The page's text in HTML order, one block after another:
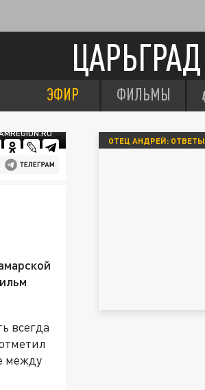
ЦАРЬГРАД
ЭФИР ФИЛЬМЫ
всегда
между
ОТЕЦ АНДРЕЙ: ОТВЕТЫ